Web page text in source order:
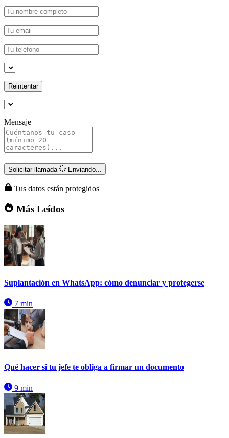
Reintentar
Mensaje
Solicitar llamada Enviando...
Tus datos están protegidos
Más Leídos
Suplantación en WhatsApp: cómo denunciar y protegerse
7 min
Qué hacer si tu jefe te obliga a firmar un documento
9 min